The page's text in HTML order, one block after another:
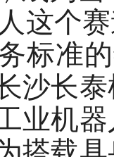
这个
标准
沙长
业机